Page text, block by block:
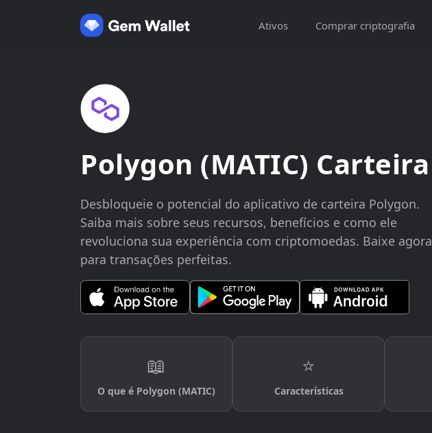
Ativos Comprar criptografia
Polygon (MATIC) Carteira
Desbloqueie o potencial do aplicativo de carteira Polygon.
Saiba mais sobre seus recursos, benefícios e como ele
revoluciona sua experiência com criptomoedas. Baixe agora
para transações perfeitas.
📖
O que é Polygon (MATIC)
⭐
Características